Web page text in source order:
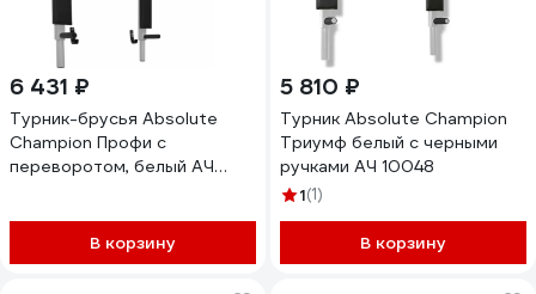
6 431 ₽
Турник-брусья Absolute
Champion Профи с
переворотом, белый АЧ
В корзину
5 810 ₽
Турник Absolute Champion
Триумф белый с черными
ручками АЧ 10048
1(1)
В корзину